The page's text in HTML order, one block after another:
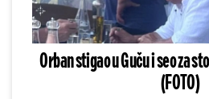
Orban stigao u Guču i seo za
(FOTO)